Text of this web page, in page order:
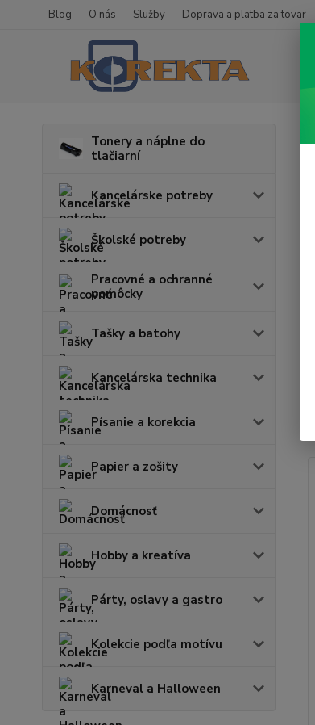
Blog O nás Služby Doprava a platba za tovar
Tonery a náplne do
tlačiarní
Kancelárske potreby
Školské potreby
Pracovné a ochranné
pomôcky
Tašky a batohy
Kancelárska technika
Písanie a korekcia
Papier a zošity
Domácnosť
Hobby a kreatíva
Párty, oslavy a gastro
Kolekcie podľa motívu
Karneval a Halloween